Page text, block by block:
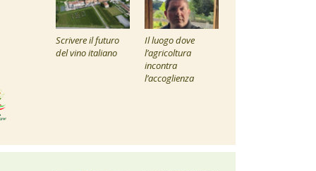
Scrivere il futuro
del vino italiano
Il luogo dove
l’agricoltura
incontra
l’accoglienza